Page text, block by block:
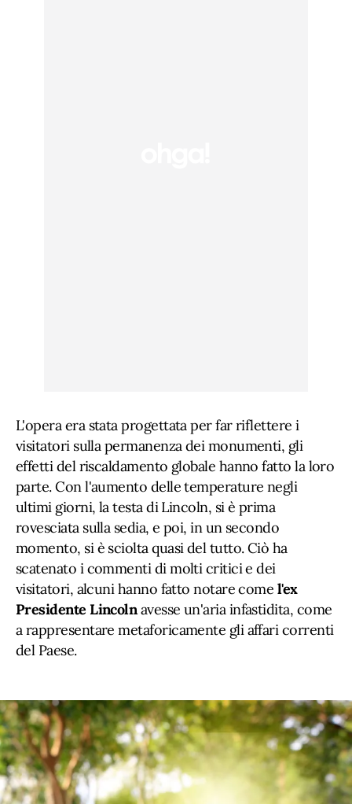
L'opera era stata progettata per far riflettere i
visitatori sulla permanenza dei monumenti, gli
effetti del riscaldamento globale hanno fatto la loro
parte. Con l'aumento delle temperature negli
ultimi giorni, la testa di Lincoln, si è prima
rovesciata sulla sedia, e poi, in un secondo
momento, si è sciolta quasi del tutto. Ciò ha
scatenato i commenti di molti critici e dei
visitatori, alcuni hanno fatto notare come l'ex
Presidente Lincolnavesse un'aria infastidita, come
a rappresentare metaforicamente gli affari correnti
del Paese.